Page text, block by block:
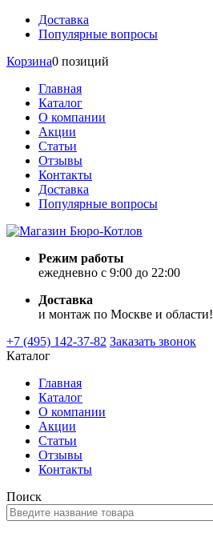
Доставка
Популярные вопросы
Корзина0 позиций
Главная
Каталог
О компании
Акции
Статьи
Отзывы
Контакты
Доставка
Популярные вопросы
Режим работы
ежедневно с 9:00 до 22:00
Доставка
и монтаж по Москве и области!
+7 (495) 142-37-82 Заказать звонок
Каталог
Главная
Каталог
О компании
Акции
Статьи
Отзывы
Контакты
Поиск